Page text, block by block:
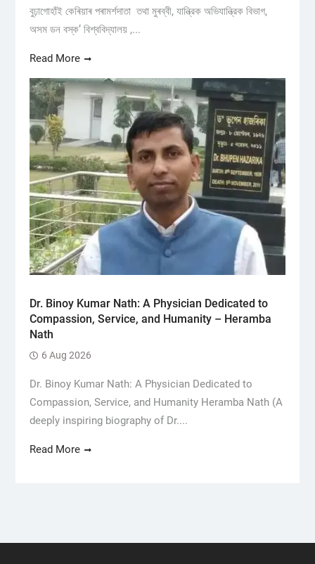
বুঢ়াগোহাঁই কেৰিয়াৰ পৰামৰ্শদাতা তথা মুৰব্বী, যান্ত্রিক অভিযান্ত্রিক বিভাগ,
অসম ডন বস্ক’ বিশ্ববিদ্যালয় ,...
Read More
Dr. Binoy Kumar Nath: A Physician Dedicated to
Compassion, Service, and Humanity – Heramba
Nath
6 Aug 2026
Dr. Binoy Kumar Nath: A Physician Dedicated to
Compassion, Service, and Humanity Heramba Nath (A
deeply inspiring biography of Dr....
Read More